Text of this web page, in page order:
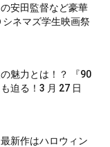
安田監督など豪華
ネマズ学生映画祭
魅力とは！？ 『90
迫る！3 月 27 日
新作はハロウィン